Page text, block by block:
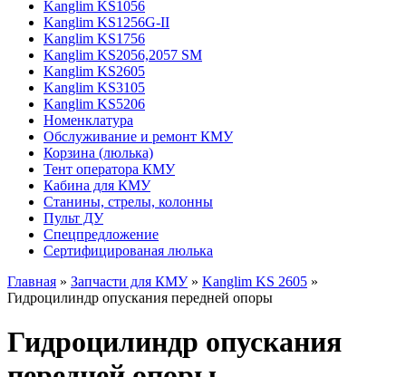
Kanglim KS1056
Kanglim KS1256G-II
Kanglim KS1756
Kanglim KS2056,2057 SM
Kanglim KS2605
Kanglim KS3105
Kanglim KS5206
Номенклатура
Обслуживание и ремонт КМУ
Корзина (люлька)
Тент оператора КМУ
Кабина для КМУ
Станины, стрелы, колонны
Пульт ДУ
Спецпредложение
Сертифицированая люлька
Главная » Запчасти для КМУ» Kanglim KS 2605 »
Гидроцилиндр опускания передней опоры
Гидроцилиндр опускания